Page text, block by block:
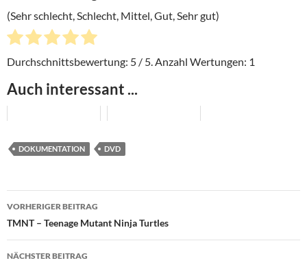
(Sehr schlecht, Schlecht, Mittel, Gut, Sehr gut)
Durchschnittsbewertung: 5 / 5. Anzahl Wertungen: 1
Auch interessant ...
DOKUMENTATION DVD
Beitragsnavigation
VORHERIGER BEITRAG
TMNT – Teenage Mutant Ninja Turtles
NÄCHSTER BEITRAG